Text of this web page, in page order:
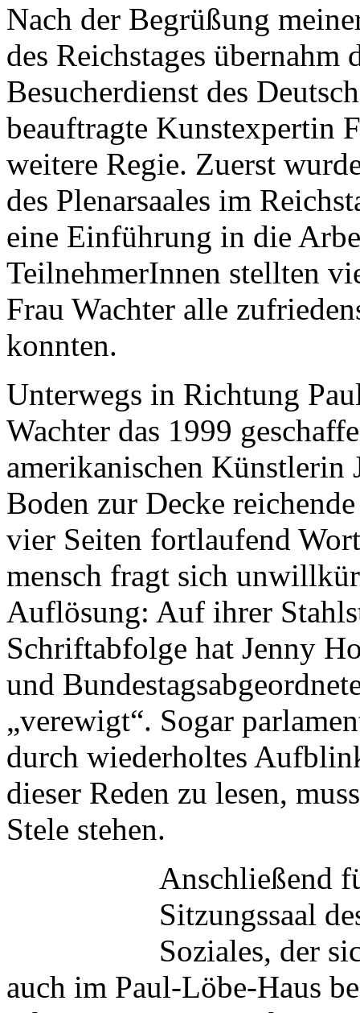
Nach der Begrüßung
des Reichstages übernahm
Besucherdienst des
beauftragte Kunstexpertin
weitere Regie. Zuerst
des Plenarsaales im
eine Einführung in die
TeilnehmerInnen stellten
Frau Wachter alle
konnten.
Unterwegs in Richtung
Wachter das 1999
amerikanischen Künstlerin
Boden zur Decke
vier Seiten fortlaufend
mensch fragt sich
Auflösung: Auf ihrer
Schriftabfolge hat Jenny
und
„verewigt“. Sogar
durch wiederholtes
dieser Reden zu lesen,
Stele stehen.
Anschließend
Sitzungssaal
Soziales, der
auch im Paul-Löbe-Haus